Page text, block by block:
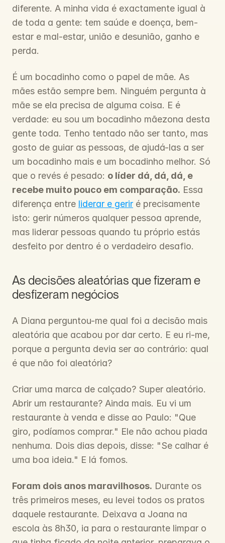
diferente. A minha vida é exactamente igual à
de toda a gente: tem saúde e doença, bem-
estar e mal-estar, união e desunião, ganho e
perda.
É um bocadinho como o papel de mãe. As
mães estão sempre bem. Ninguém pergunta à
mãe se ela precisa de alguma coisa. E é
verdade: eu sou um bocadinho mãezona desta
gente toda. Tenho tentado não ser tanto, mas
gosto de guiar as pessoas, de ajudá-las a ser
um bocadinho mais e um bocadinho melhor. Só
que o revés é pesado: o líder dá, dá, dá, e
recebe muito pouco em comparação. Essa
diferença entre liderar e gerir é precisamente
isto: gerir números qualquer pessoa aprende,
mas liderar pessoas quando tu próprio estás
desfeito por dentro é o verdadeiro desafio.
As decisões aleatórias que fizeram e
desfizeram negócios
A Diana perguntou-me qual foi a decisão mais
aleatória que acabou por dar certo. E eu ri-me,
porque a pergunta devia ser ao contrário: qual
é que não foi aleatória?
Criar uma marca de calçado? Super aleatório.
Abrir um restaurante? Ainda mais. Eu vi um
restaurante à venda e disse ao Paulo: "Que
giro, podíamos comprar." Ele não achou piada
nenhuma. Dois dias depois, disse: "Se calhar é
uma boa ideia." E lá fomos.
Foram dois anos maravilhosos. Durante os
três primeiros meses, eu levei todos os pratos
daquele restaurante. Deixava a Joana na
escola às 8h30, ia para o restaurante limpar o